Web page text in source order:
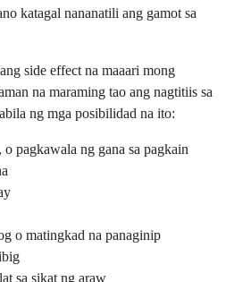
katagal nananatili ang gamot sa
side effect na maaari mong
na maraming tao ang nagtitiis sa
ng mga posibilidad na ito:
pagkawala ng gana sa pagkain
o matingkad na panaginip
sa sikat ng araw